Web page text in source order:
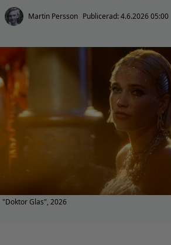
Martin Persson Publicerad:4.6.2026 05:00
"Doktor Glas", 2026